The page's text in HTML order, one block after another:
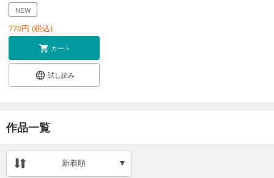
NEW
770円 (税込)
カート
試し読み
作品一覧
新着順